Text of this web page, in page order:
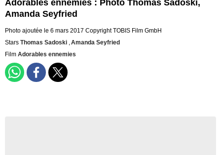
Adorables ennemies : Photo Thomas Sadoski,
Amanda Seyfried
Photo ajoutée le 6 mars 2017 Copyright TOBIS Film GmbH
Stars Thomas Sadoski ,Amanda Seyfried
Film Adorables ennemies